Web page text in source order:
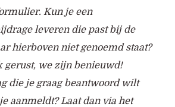
Kun je een
leveren die past bij de
hierboven niet genoemd staat?
gerust, we zijn benieuwd!
die je graag beantwoord wilt
aanmeldt? Laat dan via het